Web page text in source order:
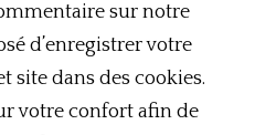
sur notre
d’enregistrer votre
site dans des cookies.
votre confort afin de